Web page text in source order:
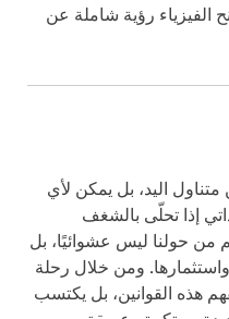
الفيزياء رؤية شاملة عن
اليد، بل يمكن لأي
إذا تحلّى بالشغف
من حولنا ليس عشوائيًا، بل
ومن خلال رحلة
هذه القوانين، بل يكتسب